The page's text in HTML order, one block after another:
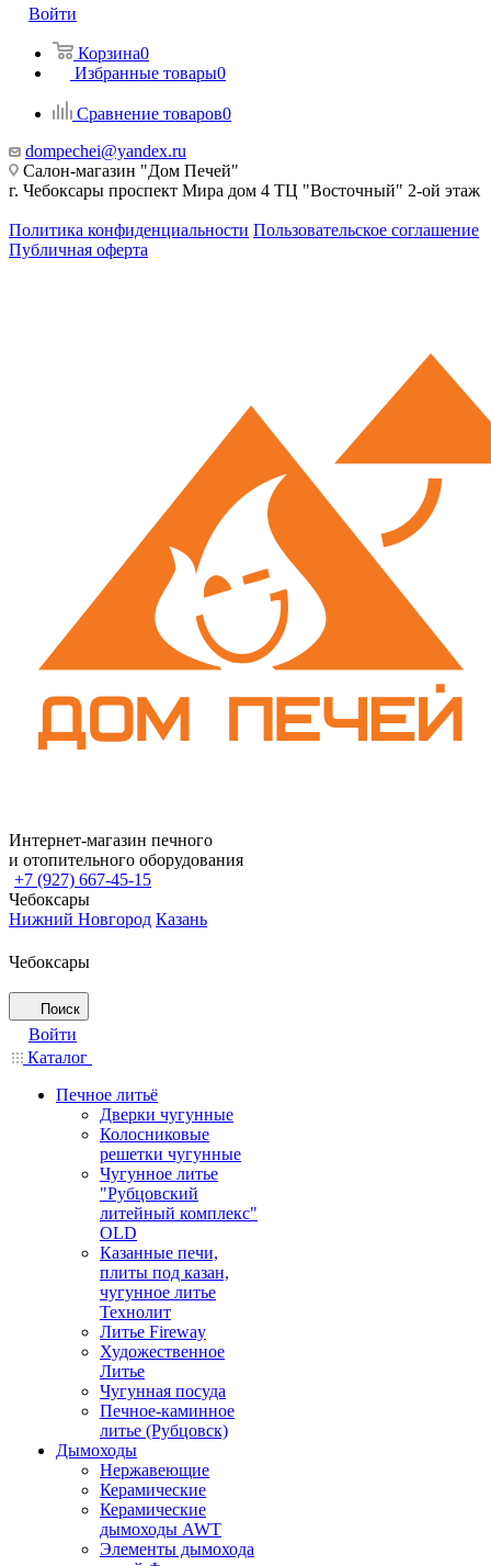
Войти
Корзина0
Избранные товары0
Сравнение товаров0
dompechei@yandex.ru
Салон-магазин "Дом Печей"
г. Чебоксары проспект Мира дом 4 ТЦ "Восточный" 2-ой этаж
Политика конфиденциальности Пользовательское соглашение
Публичная оферта
Интернет-магазин печного
и отопительного оборудования
+7 (927) 667-45-15
Чебоксары
Нижний Новгород Казань
Чебоксары
Поиск
Войти
Каталог
Печное литьё
Дверки чугунные
Колосниковые
решетки чугунные
Чугунное литье
"Рубцовский
литейный комплекс"
OLD
Казанные печи,
плиты под казан,
чугунное литье
Технолит
Литье Fireway
Художественное
Литье
Чугунная посуда
Печное-каминное
литье (Рубцовск)
Дымоходы
Нержавеющие
Керамические
Керамические
дымоходы AWT
Элементы дымохода